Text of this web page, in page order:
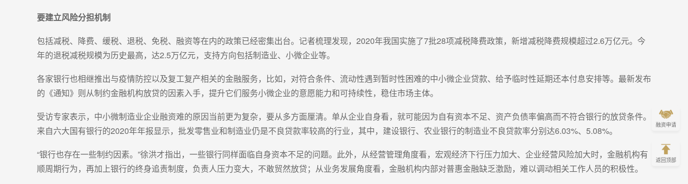
要建立风险分担机制
包括减税、降费、缓税、退税、免税、融资等在内的政策已经密集出台。记者梳理发现，2020年我国实施了7批28项减税降费政策，新增减税降费规模超过2.6万亿元。今
年的退税减税规模为历史最高，达2.5万亿元，支持方向包括制造业、小微企业等。
各家银行也相继推出与疫情防控以及复工复产相关的金融服务，比如，对符合条件、流动性遇到暂时性困难的中小微企业贷款、给予临时性延期还本付息安排等。最新发布
的《通知》则从制约金融机构放贷的因素入手，提升它们服务小微企业的意愿能力和可持续性，稳住市场主体。
受访专家表示，中小微制造业企业融资难的原因当前更为复杂，要从多方面厘清。单从企业自身看，就可能因为自有资本不足、资产负债率偏高而不符合银行的放贷条件。
来自六大国有银行的2020年年报显示，批发零售业和制造业仍是不良贷款率较高的行业，其中，建设银行、农业银行的制造业不良贷款率分别达6.03%、5.08%。
“银行也存在一些制约因素。”徐洪才指出，一些银行同样面临自身资本不足的问题。此外，从经营管理角度看，宏观经济下行压力加大、企业经营风险加大时，金融机构有
顺周期行为，再加上银行的终身追责制度，负责人压力变大，不敢贸然放贷；从业务发展角度看，金融机构内部对普惠金融缺乏激励，难以调动相关工作人员的积极性。
融资申请
返回顶部